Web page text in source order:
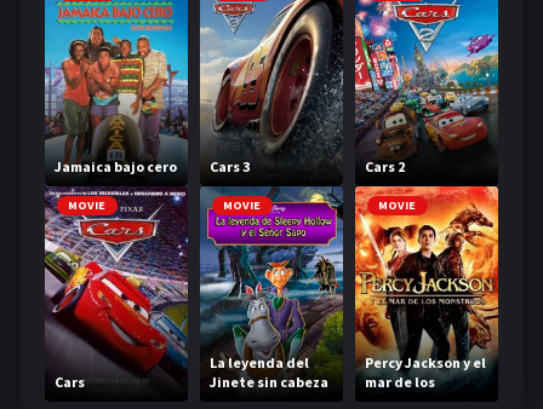
Jamaica bajo cero Cars 3 Cars 2
MOVIE
Cars
MOVIE
La leyenda del
Jinete sin cabeza
MOVIE
Percy Jackson y el
mar de los
monstruos